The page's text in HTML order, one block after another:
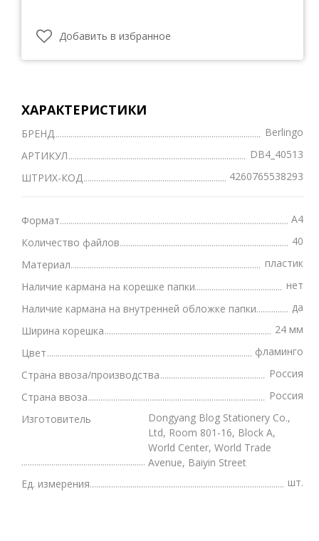
Добавить в избранное
ХАРАКТЕРИСТИКИ
БРЕНД
Berlingo
АРТИКУЛ
DB4_40513
ШТРИХ-КОД
4260765538293
Формат
А4
Количество файлов
40
Материал
пластик
Наличие кармана на корешке папки
нет
Наличие кармана на внутренней обложке папки
да
Ширина корешка
24 мм
Цвет
фламинго
Страна ввоза/производства
Россия
Страна ввоза
Россия
Изготовитель
Dongyang Blog Stationery Co.,
Ltd, Room 801-16, Block A,
World Center, World Trade
Avenue, Baiyin Street
Ед. измерения
шт.